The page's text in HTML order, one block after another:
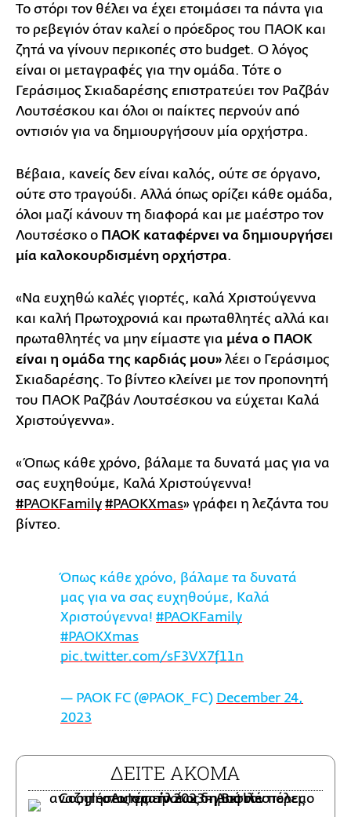
Το στόρι τον θέλει να έχει ετοιμάσει τα πάντα για
το ρεβεγιόν όταν καλεί ο πρόεδρος του ΠΑΟΚ και
ζητά να γίνουν περικοπές στο budget. Ο λόγος
είναι οι μεταγραφές για την ομάδα. Τότε ο
Γεράσιμος Σκιαδαρέσης επιστρατεύει τον Ραζβάν
Λουτσέσκου και όλοι οι παίκτες περνούν από
οντισιόν για να δημιουργήσουν μία ορχήστρα.
Βέβαια, κανείς δεν είναι καλός, ούτε σε όργανο,
ούτε στο τραγούδι. Αλλά όπως ορίζει κάθε ομάδα,
όλοι μαζί κάνουν τη διαφορά και με μαέστρο τον
Λουτσέσκο ο ΠΑΟΚ καταφέρνει να δημιουργήσει
μία καλοκουρδισμένη ορχήστρα.
«Να ευχηθώ καλές γιορτές, καλά Χριστούγεννα
και καλή Πρωτοχρονιά και πρωταθλητές αλλά και
πρωταθλητές να μην είμαστε για μένα ο ΠΑΟΚ
είναι η ομάδα της καρδιάς μου» λέει ο Γεράσιμος
Σκιαδαρέσης. Το βίντεο κλείνει με τον προπονητή
του ΠΑΟΚ Ραζβάν Λουτσέσκου να εύχεται Καλά
Χριστούγεννα».
«Όπως κάθε χρόνο, βάλαμε τα δυνατά μας για να
σας ευχηθούμε, Καλά Χριστούγεννα!
#PAOKFamily #PAOKXmas» γράφει η λεζάντα του
βίντεο.
Όπως κάθε χρόνο, βάλαμε τα δυνατά
μας για να σας ευχηθούμε, Καλά
Χριστούγεννα! #PAOKFamily
#PAOKXmas
pic.twitter.com/sF3VX7f11n
— PAOK FC (@PAOK_FC) December 24,
2023
ΔΕΙΤΕ ΑΚΟΜΑ